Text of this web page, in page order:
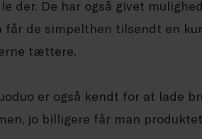
der. De har også givet
får de simpelthen tilsendt en
tættere.
er også kendt for at lade
jo billigere får man